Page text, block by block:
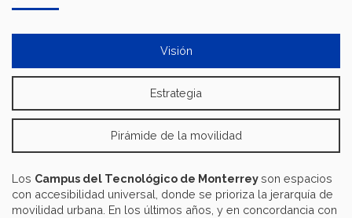
Visión
Estrategia
Pirámide de la movilidad
Los Campus del Tecnológico de Monterreyson espacios
con accesibilidad universal, donde se prioriza la jerarquía de
movilidad urbana. En los últimos años, y en concordancia con